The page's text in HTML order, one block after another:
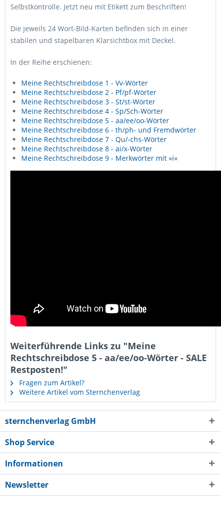
Selbstkontrolle. Jetzt neu mit Etikett zum Beschriften!
Die jeweils 24 Wort-Bild-Karten befinden sich in einer
stabilen und stapelbaren Klarsichtbox mit Deckel.
In der Reihe erschienen:
Meine Rechtschreibdose 1 - Vv-Wörter
Meine Rechtschreibdose 2 - Pf/pf-Wörter
Meine Rechtschreibdose 3 - St/st-Wörter
Meine Rechtschreibdose 4 - Sp/Sch-Wörter
Meine Rechtschreibdose 5 - aa/ee/oo-Wörter
Meine Rechtschreibdose 6 - th/ph- und Fremdwörter
Meine Rechtschreibdose 7 - Qu/-chs-Wörter
Meine Rechtschreibdose 8 - ai/x-Wörter
Meine Rechtschreibdose 9 - Merkwörter mit »i«
Weiterführende Links zu "Meine
Rechtschreibdose 5 - aa/ee/oo-Wörter - SALE
Restposten!"
Fragen zum Artikel?
Weitere Artikel vom Sternchenverlag
sternchenverlag GmbH
Shop Service
Informationen
Newsletter